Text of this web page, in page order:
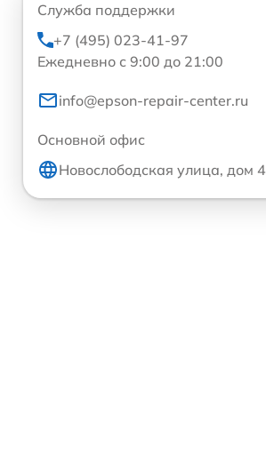
Служба поддержки
+7 (495) 023-41-97
Ежедневно с 9:00 до 21:00
info@epson-repair-center.ru
Основной офис
Новослободская улица, дом 4